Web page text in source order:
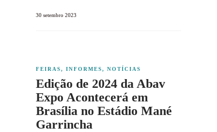
30 setembro 2023
FEIRAS, INFORMES, NOTÍCIAS
Edição de 2024 da Abav
Expo Acontecerá em
Brasília no Estádio Mané
Garrincha